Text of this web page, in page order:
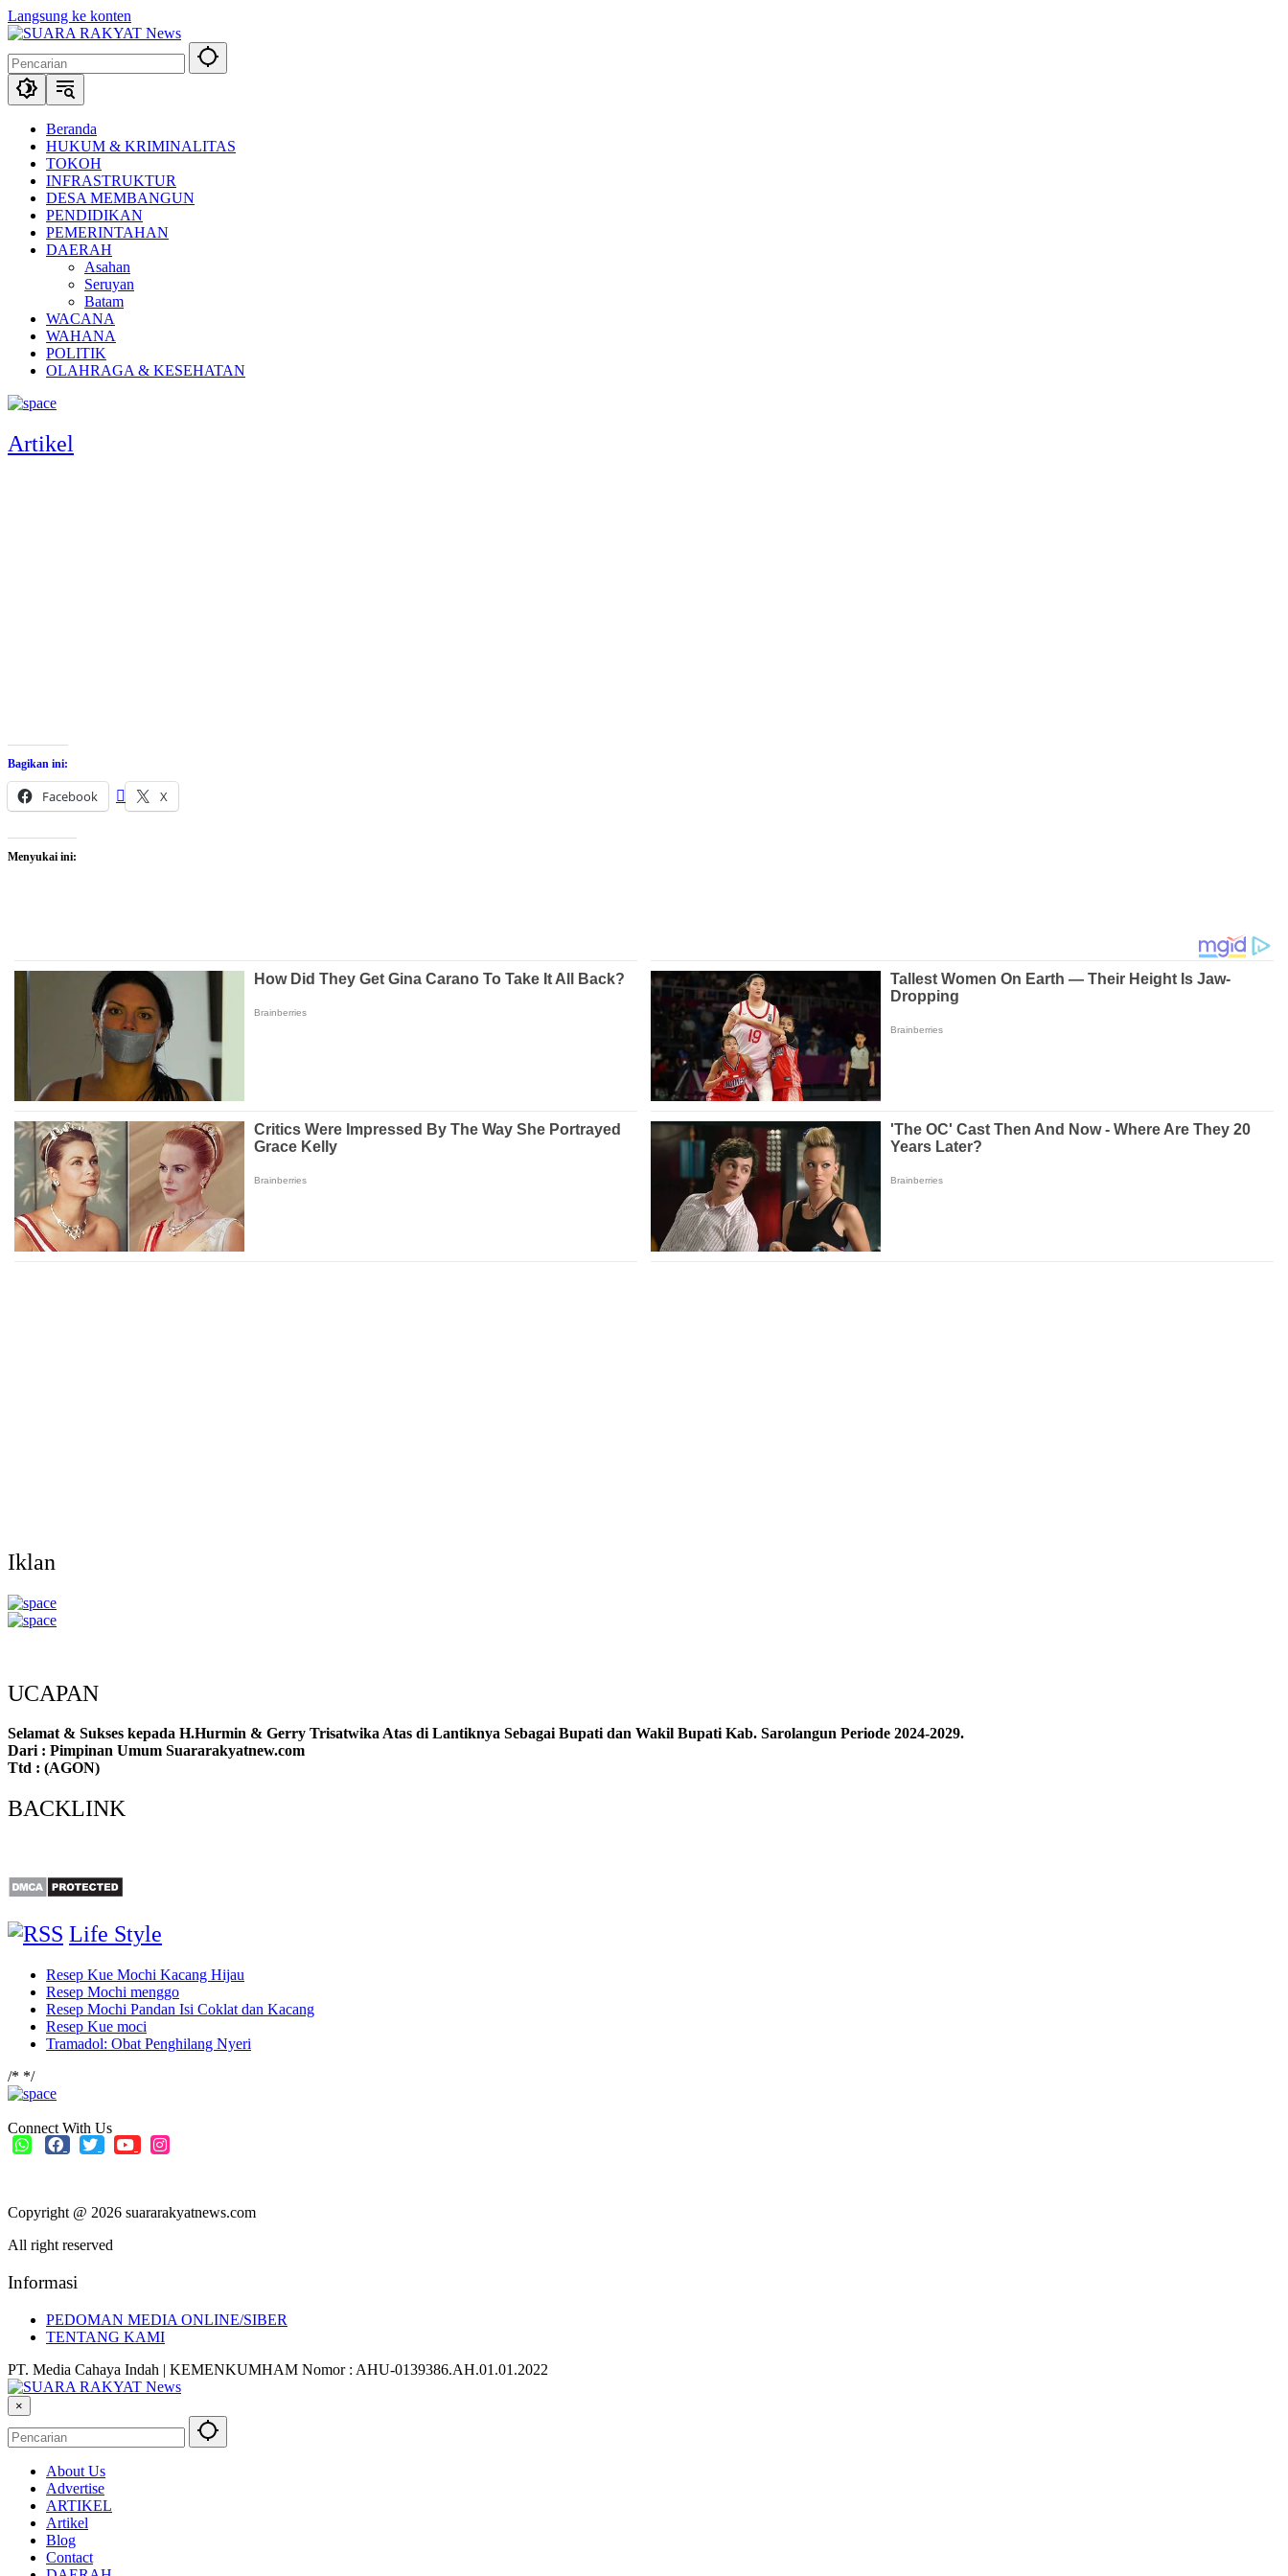
Langsung ke konten
Beranda
HUKUM & KRIMINALITAS
TOKOH
INFRASTRUKTUR
DESA MEMBANGUN
PENDIDIKAN
PEMERINTAHAN
DAERAH
Asahan
Seruyan
Batam
WACANA
WAHANA
POLITIK
OLAHRAGA & KESEHATAN
Artikel
Bagikan ini:
Facebook X
Menyukai ini:
Iklan
UCAPAN
Selamat & Sukses kepada H.Hurmin & Gerry Trisatwika Atas di Lantiknya Sebagai Bupati dan Wakil Bupati Kab. Sarolangun Periode 2024-2029.
Dari : Pimpinan Umum Suararakyatnew.com
Ttd : (AGON)
BACKLINK
Life Style
Resep Kue Mochi Kacang Hijau
Resep Mochi menggo
Resep Mochi Pandan Isi Coklat dan Kacang
Resep Kue moci
Tramadol: Obat Penghilang Nyeri
/* */
Connect With Us
Copyright @ 2026 suararakyatnews.com
All right reserved
Informasi
PEDOMAN MEDIA ONLINE/SIBER
TENTANG KAMI
PT. Media Cahaya Indah | KEMENKUMHAM Nomor : AHU-0139386.AH.01.01.2022
×
About Us
Advertise
ARTIKEL
Artikel
Blog
Contact